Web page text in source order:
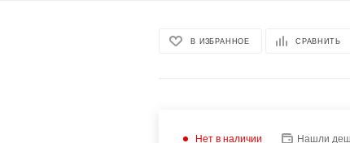
В ИЗБРАННОЕ СРАВНИТЬ
Нет в наличии Нашли